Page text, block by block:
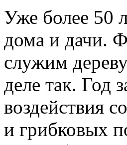
Уже более 50
дома и дачи.
служим
деле так. Год
воздействия
и грибковых